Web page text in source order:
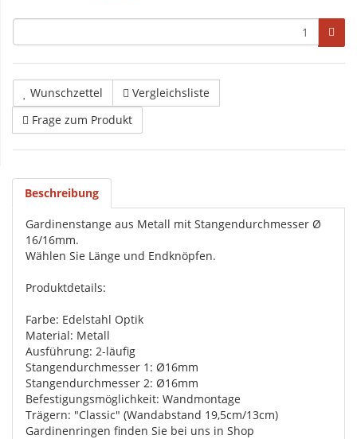
Wunschzettel
Vergleichsliste
Frage zum Produkt
Beschreibung
Gardinenstange aus Metall mit Stangendurchmesser Ø
16/16mm.
Wählen Sie Länge und Endknöpfen.
Produktdetails:
Farbe: Edelstahl Optik
Material: Metall
Ausführung: 2-läufig
Stangendurchmesser 1: Ø16mm
Stangendurchmesser 2: Ø16mm
Befestigungsmöglichkeit: Wandmontage
Trägern: "Classic" (Wandabstand 19,5cm/13cm)
Gardinenringen finden Sie bei uns in Shop